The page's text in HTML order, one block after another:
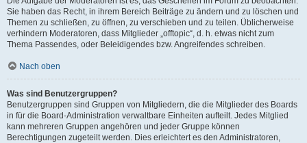
Sie haben das Recht, in ihrem Bereich Beiträge zu ändern und zu löschen und
Themen zu schließen, zu öffnen, zu verschieben und zu teilen. Üblicherweise
verhindern Moderatoren, dass Mitglieder „offtopic“, d. h. etwas nicht zum
Thema Passendes, oder Beleidigendes bzw. Angreifendes schreiben.
Nach oben
Was sind Benutzergruppen?
Benutzergruppen sind Gruppen von Mitgliedern, die die Mitglieder des Boards
in für die Board-Administration verwaltbare Einheiten aufteilt. Jedes Mitglied
kann mehreren Gruppen angehören und jeder Gruppe können
Berechtigungen zugeteilt werden. Dies erleichtert es den Administratoren,